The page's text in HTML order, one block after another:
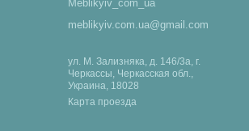
Meblikyiv_com_ua
meblikyiv.com.ua@gmail.com
ул. М. Зализняка, д. 146/3а, г.
Черкассы, Черкасская обл.,
Украина, 18028
Карта проезда